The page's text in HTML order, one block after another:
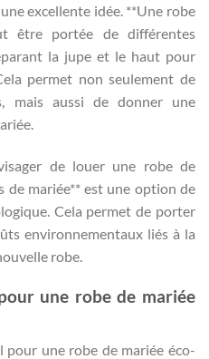
excellente idée. **Une robe
être portée de différentes
la jupe et le haut pour
permet non seulement de
mais aussi de donner une
de louer une robe de
de mariée** est une option de
Cela permet de porter
environnementaux liés à la
robe.
une robe de mariée
pour une robe de mariée éco-